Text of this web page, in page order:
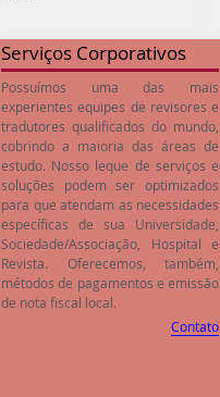
Serviços Corporativos
Possuímos uma das mais
experientes equipes de revisores e
tradutores qualificados do mundo,
cobrindo a maioria das áreas de
estudo. Nosso leque de serviços e
soluções podem ser optimizados
para que atendam as necessidades
específicas de sua Universidade,
Sociedade/Associação, Hospital e
Revista. Oferecemos, também,
métodos de pagamentos e emissão
de nota fiscal local.
Contato